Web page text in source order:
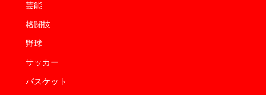
芸能
格闘技
野球
サッカー
バスケット